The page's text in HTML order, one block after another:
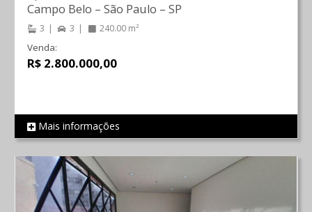
REF 641
Campo Belo – São Paulo – SP
3 3 240.00 m²
Venda:
R$ 2.800.000,00
Mais informações